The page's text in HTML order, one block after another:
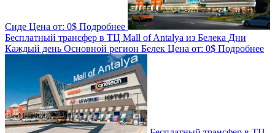
Сиде Цена от: 0$ Подробнее
Бесплатный трансфер в ТЦ Mall of Antalya из Белека Дни
Каждый день Основной регион Белек Цена от: 0$ Подробнее